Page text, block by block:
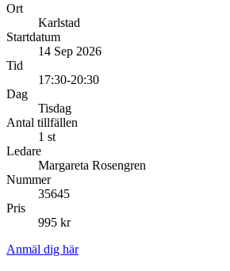
Ort
Karlstad
Startdatum
14 Sep 2026
Tid
17:30-20:30
Dag
Tisdag
Antal tillfällen
1 st
Ledare
Margareta Rosengren
Nummer
35645
Pris
995 kr
Anmäl dig här